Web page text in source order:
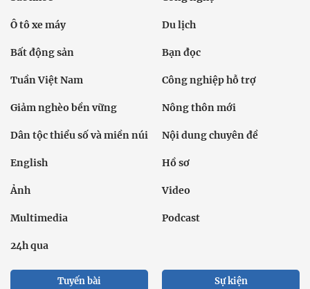
Ô tô xe máy Du lịch
Bất động sản Bạn đọc
Tuần Việt Nam Công nghiệp hỗ trợ
Giảm nghèo bền vững Nông thôn mới
Dân tộc thiểu số và miền núi Nội dung chuyên đề
English Hồ sơ
Ảnh Video
Multimedia Podcast
24h qua
Tuyến bài Sự kiện